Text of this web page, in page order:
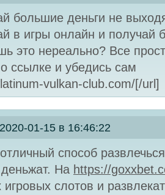
большие деньги не
в игры онлайн и получай
это нереально? Все
ссылке и убедись сам
vulkan-club.com/[/url]
2020-01-15 в 16:46:22
способ
деньжат. На https://
слотов и